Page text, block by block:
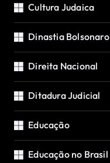
Cultura Judaica
Dinastia Bolsonaro
Direita Nacional
Ditadura Judicial
Educação
Educação no Brasil